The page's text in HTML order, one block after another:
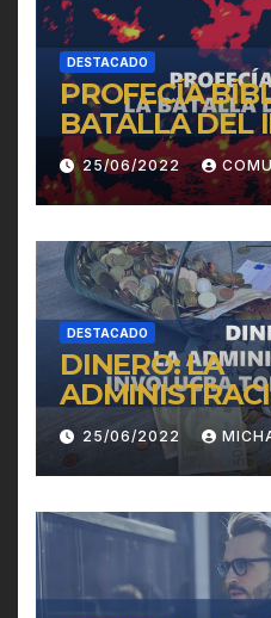
DESTACADO
PROFECÍA
BATALLA DEL
25/06/2022
DESTACADO
DINERO: LA
INVOLUCRA
VIDA
25/06/2022